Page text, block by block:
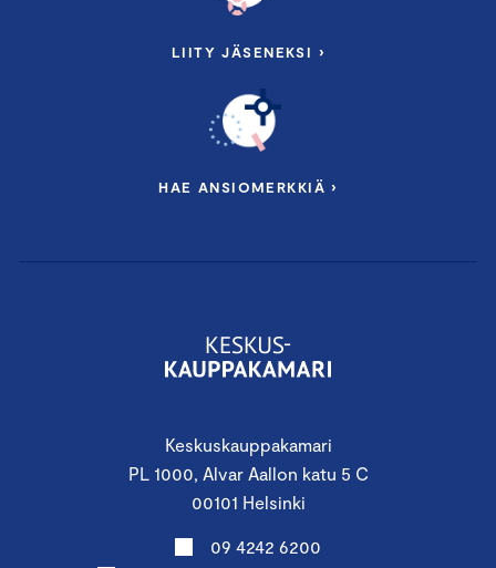
Keskuskauppakamari
PL 1000, Alvar Aallon katu 5 C
00101 Helsinki
09 4242 6200
LIITY JÄSENEKSI ›
HAE ANSIOMERKKIÄ ›